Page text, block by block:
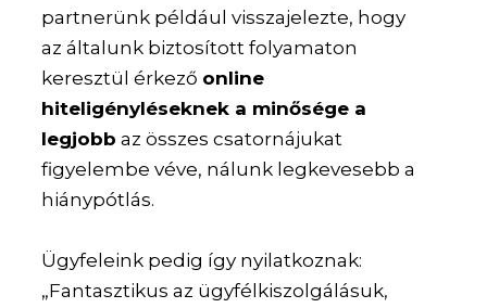
partnerünk például visszajelezte, hogy
az általunk biztosított folyamaton
keresztül érkező online
hiteligényléseknek a minősége a
legjobb az összes csatornájukat
figyelembe véve, nálunk legkevesebb a
hiánypótlás.
Ügyfeleink pedig így nyilatkoznak:
„Fantasztikus az ügyfélkiszolgálásuk,